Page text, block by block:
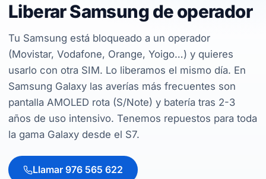
Liberar Samsung de operador
Tu Samsung está bloqueado a un operador
(Movistar, Vodafone, Orange, Yoigo…) y quieres
usarlo con otra SIM. Lo liberamos el mismo día. En
Samsung Galaxy las averías más frecuentes son
pantalla AMOLED rota (S/Note) y batería tras 2-3
años de uso intensivo. Tenemos repuestos para toda
la gama Galaxy desde el S7.
Llamar 976 565 622